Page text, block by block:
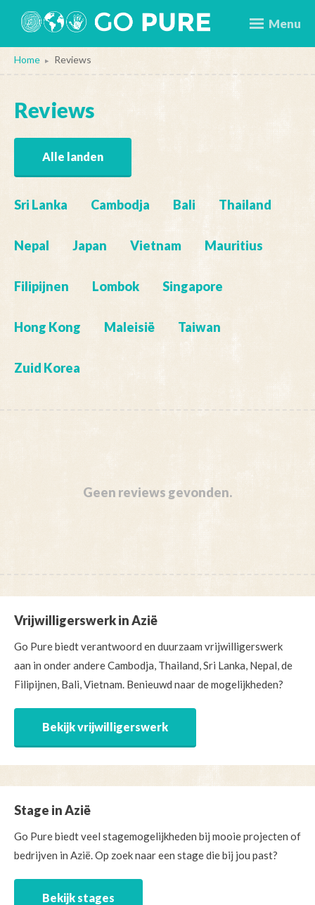
Menu
Home ▸ Reviews
Reviews
Alle landen
Sri Lanka Cambodja Bali Thailand
Nepal Japan Vietnam Mauritius
Filipijnen Lombok Singapore
Hong Kong Maleisië Taiwan
Zuid Korea
Geen reviews gevonden.
Vrijwilligerswerk in Azië
Go Pure biedt verantwoord en duurzaam vrijwilligerswerk
aan in onder andere Cambodja, Thailand, Sri Lanka, Nepal, de
Filipijnen, Bali, Vietnam. Benieuwd naar de mogelijkheden?
Bekijk vrijwilligerswerk
Stage in Azië
Go Pure biedt veel stagemogelijkheden bij mooie projecten of
bedrijven in Azië. Op zoek naar een stage die bij jou past?
Bekijk stages